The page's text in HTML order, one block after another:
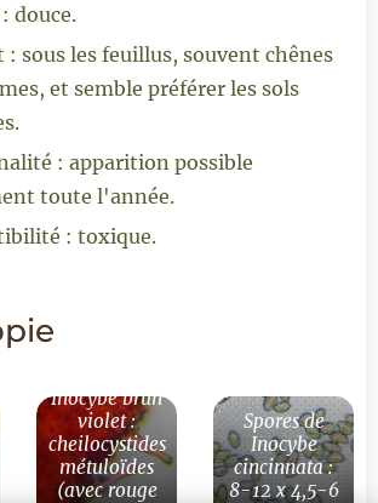
douce.
: sous les feuillus, souvent chênes
et semble préférer les sols
: apparition possible
toute l'année.
: toxique.
Inocybe brun
violet :
cheilocystides
métuloïdes
(avec rouge
Spores de
Inocybe
cincinnata :
8-12 x 4,5-6